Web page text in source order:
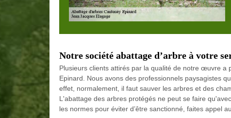
Notre société abattage d’arbre à votre
Plusieurs clients attirés par la qualité de notre œuvre
Epinard. Nous avons des professionnels paysagistes
effet, normalement, il faut sauver les arbres et des
L'abattage des arbres protégés ne peut se faire
les normes pour éviter d’être sanctionné, faites appel